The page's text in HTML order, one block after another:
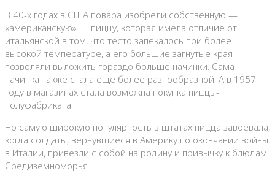
В 40-х годах в США повара изобрели собственную —
«американскую» — пиццу, которая имела отличие от
итальянской в том, что тесто запекалось при более
высокой температуре, а его большие загнутые края
позволяли выложить гораздо больше начинки. Сама
начинка также стала еще более разнообразной. А в 1957
году в магазинах стала возможна покупка пиццы-
полуфабриката.
Но самую широкую популярность в штатах пицца завоевала,
когда солдаты, вернувшиеся в Америку по окончании войны
в Италии, привезли с собой на родину и привычку к блюдам
Средиземноморья.